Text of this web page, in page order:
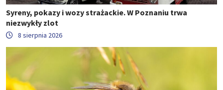
Syreny, pokazy i wozy strażackie. W Poznaniu trwa
niezwykły zlot
8 sierpnia 2026